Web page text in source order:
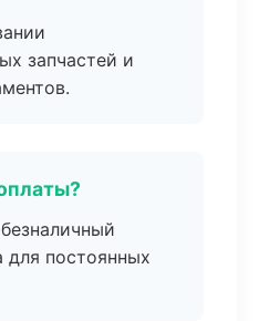
запчастей и
для постоянных